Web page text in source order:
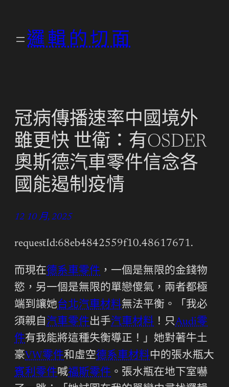
邏輯的切面
冠病傳播速率中國境外
雖更快 世衛：有OSDER
奧斯德汽車零件信念各
國能遏制疫情
12 10 月, 2025
requestId:68eb4842559f10.48617671.
而現在德系車零件 ，一個是無限的金錢物
慾，另一個是無限的單戀傻氣，兩者都極
端到讓她台北汽車材料無法平衡。「我必
須親自 汽車零件出手汽車材料 ！只Audi零
件有我能將這種失衡導正！」她對著牛土
豪VW零件和虛空德系車材料中的張水瓶大
賓利零件喊福斯零件 。張水瓶在地下室嚇